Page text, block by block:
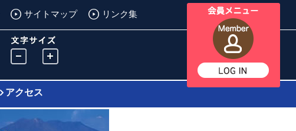
サイトマップ リンク集
アクセス